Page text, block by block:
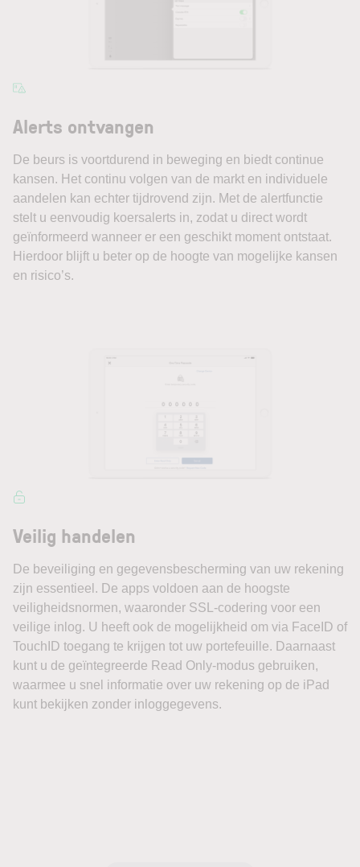
Alerts ontvangen
De beurs is voortdurend in beweging en biedt continue
kansen. Het continu volgen van de markt en individuele
aandelen kan echter tijdrovend zijn. Met de alertfunctie
stelt u eenvoudig koersalerts in, zodat u direct wordt
geïnformeerd wanneer er een geschikt moment ontstaat.
Hierdoor blijft u beter op de hoogte van mogelijke kansen
en risico’s.
Veilig handelen
De beveiliging en gegevensbescherming van uw rekening
zijn essentieel. De apps voldoen aan de hoogste
veiligheidsnormen, waaronder SSL-codering voor een
veilige inlog. U heeft ook de mogelijkheid om via FaceID of
TouchID toegang te krijgen tot uw portefeuille. Daarnaast
kunt u de geïntegreerde Read Only-modus gebruiken,
waarmee u snel informatie over uw rekening op de iPad
kunt bekijken zonder inloggegevens.